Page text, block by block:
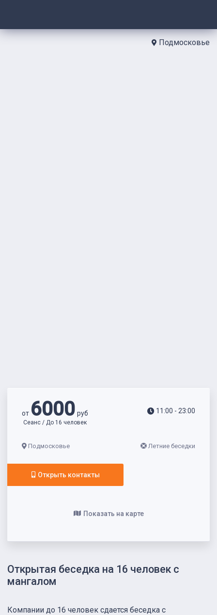
Подмосковье
Открытая беседка на 16 человек с
мангалом
от 6000руб
Сеанс / До 16 человек
11:00 - 23:00
Подмосковье Летние беседки
Открыть контакты
Показать на карте
Компании до 16 человек сдается беседка с